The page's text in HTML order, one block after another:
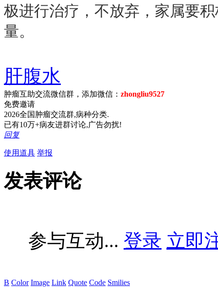
极进行治疗，不放弃，家属要
量。
肝腹水
肿瘤互助交流微信群，添加微信： zhongliu9527
免费邀请
2026全国肿瘤交流群,病种分类.
已有10万+病友进群讨论,广告勿扰!
回复
使用道具 举报
发表评论
参与互动... 登录 立即
B Color Image Link Quote Code Smilies